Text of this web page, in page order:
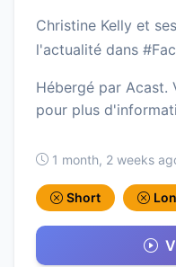
Christine Kelly et
l'actualité dans
Hébergé par Acast.
pour plus
1 month, 2 weeks
Short